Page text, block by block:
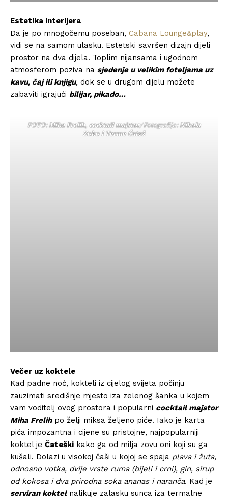
Estetika interijera
Da je po mnogočemu poseban, Cabana Lounge&play,
vidi se na samom ulasku. Estetski savršen dizajn dijeli
prostor na dva dijela. Toplim nijansama i ugodnom
atmosferom poziva na sjedenje u velikim foteljama uz
kavu, čaj ili knjigu, dok se u drugom dijelu možete
zabaviti igrajući bilijar, pikado…
FOTO:Miha Frelih, cocktail majstor/ Fotografija:Nikola
Zoko i Terme Čatež
Večer uz koktele
Kad padne noć, kokteli iz cijelog svijeta počinju
zauzimati središnje mjesto iza zelenog šanka u kojem
vam voditelj ovog prostora i popularni cocktail majstor
Miha Frelihpo želji miksa željeno piće. Iako je karta
pića impozantna i cijene su pristojne, najpopularniji
koktel je Čateški kako ga od milja zovu oni koji su ga
kušali. Dolazi u visokoj čaši u kojoj se spaja plava i žuta,
odnosno votka, dvije vrste ruma (bijeli i crni), gin, sirup
od kokosa i dva prirodna soka ananas i naranča. Kad je
serviran koktelnalikuje zalasku sunca iza termalne